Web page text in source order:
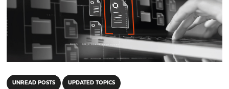
UNREAD POSTS UPDATED TOPICS